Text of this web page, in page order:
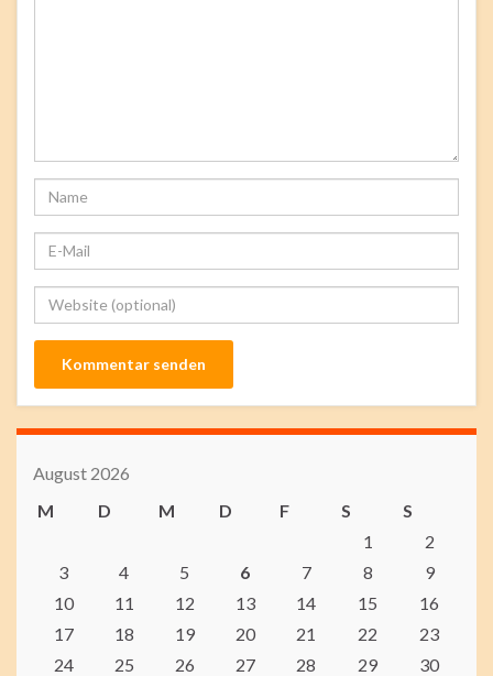
August 2026
M
D M D F S
S
1
2
3
4 5 6 7 8
9
10
11 12 13 14 15
16
17
18 19 20 21 22
23
24
25 26 27 28 29
30